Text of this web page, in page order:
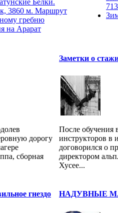
3860 м. Маршрут
гребню
на Арарат
дорогу
сборная
Заметки о
После обучения
инструкторов в
договорился о
директором
Хусее...
гнездо
НАДУВНЫЕ